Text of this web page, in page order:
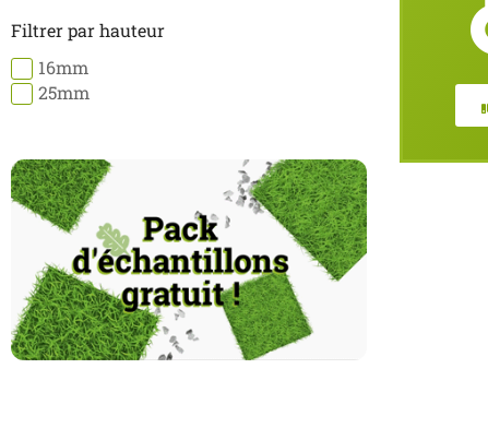
Filtrer par hauteur
16mm
25mm